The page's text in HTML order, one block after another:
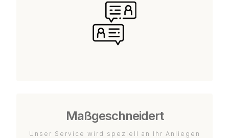
Maßgeschneidert
Unser Service wird speziell an Ihr Anliegen